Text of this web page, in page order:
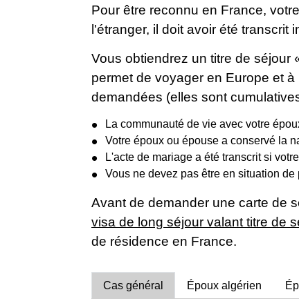
Pour être reconnu en France,
l'étranger, il doit avoir été
Vous obtiendrez un titre de séjour
permet de voyager en Europe et
demandées (elles sont
La communauté de vie avec votre
Votre époux ou épouse a conservé la
L'acte de mariage a été transcrit si
Vous ne devez pas être en situation de
Avant de demander une carte de
visa de long séjour valant titre de
de résidence en France.
Cas général Époux algérien